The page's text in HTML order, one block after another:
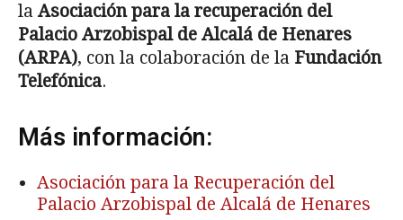
la Asociación para la recuperación del
Palacio Arzobispal de Alcalá de Henares
(ARPA), con la colaboración de la Fundación
Telefónica.
Más información:
Asociación para la Recuperación del
Palacio Arzobispal de Alcalá de Henares